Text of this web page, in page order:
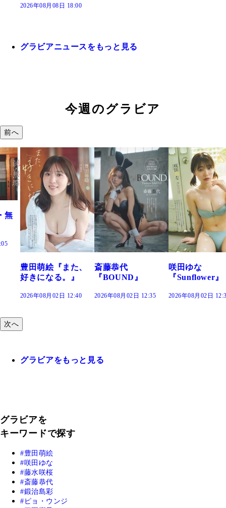
2026年08月08日 18:00
グラビアニュースをもっと見る
今週のグラビア
前へ
斎藤恭代
『BOUND』
2026年08月02日 12:35
咲田ゆな
『Sunflower』
2026年08月02日 12:30
藤水咲桜『花
だまり』
2026年08月02日
次へ
グラビアをもっと見る
グラビアを
キーワードで探す
豊田萌絵
咲田ゆな
藤水咲桜
斎藤恭代
鍛治島彩
ピョ・ウンジ